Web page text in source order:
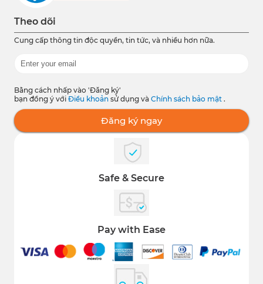
Theo dõi
Cung cấp thông tin độc quyền, tin tức, và nhiều hơn nữa.
Bằng cách nhấp vào 'Đăng ký'
bạn đồng ý với Điều khoản sử dụng và Chính sách bảo mật .
Đăng ký ngay
Safe & Secure
Pay with Ease